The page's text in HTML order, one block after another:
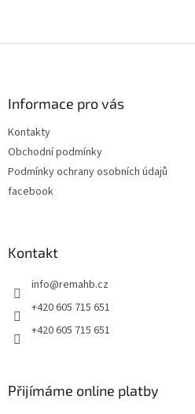
Informace pro vás
Kontakty
Obchodní podmínky
Podmínky ochrany osobních údajů
facebook
Kontakt
info@remahb.cz
+420 605 715 651
+420 605 715 651
Přijímáme online platby